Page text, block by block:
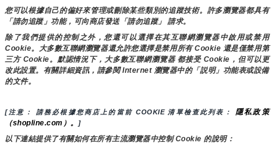
您可以根據自己的偏好來管理或刪除某些類別的追蹤技術。許多瀏覽器都具有
「請勿追蹤」功能，可向商店發送「請勿追蹤」 請求。
除了我們提供的控制之外，您還可以選擇在其互聯網瀏覽器中啟用或禁用
Cookie。大多數互聯網瀏覽器還允許您選擇是禁用所有 Cookie 還是僅禁用第
三方 Cookie。默認情況下，大多數互聯網瀏覽器 都接受 Cookie，但可以更
改此設置。有關詳細資訊，請參閱 Internet 瀏覽器中的「説明」功能表或設備
的文件。
[注意： 請務必根據您商店上的當前 COOKIE 清單檢查此列表： 隱私政策
（shopline.com）。
]
以下連結提供了有關如何在所有主流瀏覽器中控制 Cookie 的說明：